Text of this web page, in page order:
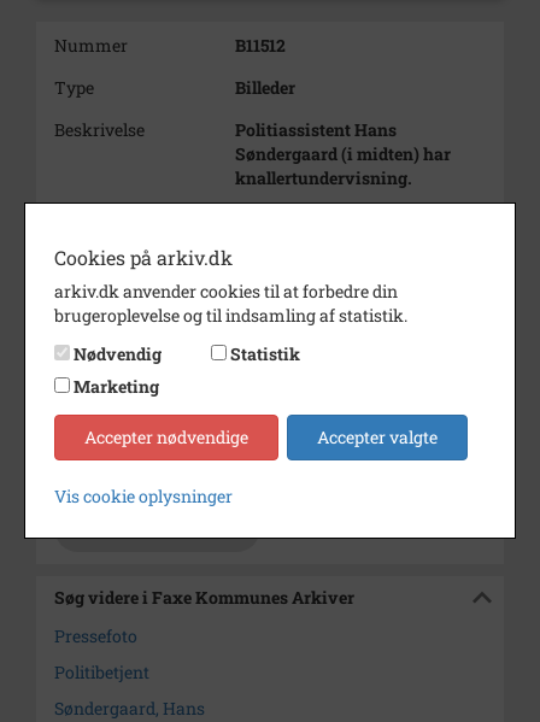
Nummer
B11512
Type
Billeder
Beskrivelse
Politiassistent Hans
Søndergaard (i midten) har
knallertundervisning.
Dateringsnote
Fotograf
Næstved Tidende
Se på kort
Type
Enhed
Faxe Kommune (2007-2050)
Søg videre i Faxe Kommunes Arkiver
Pressefoto
Politibetjent
Søndergaard, Hans
Cookies på arkiv.dk
arkiv.dk anvender cookies til at forbedre din
brugeroplevelse og til indsamling af statistik.
Nødvendig
Statistik
Marketing
Accepter nødvendige Accepter valgte
Vis cookie oplysninger